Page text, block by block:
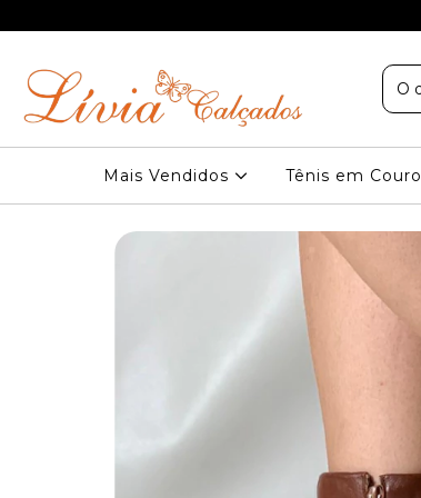
Mais Vendidos Tênis em Couro